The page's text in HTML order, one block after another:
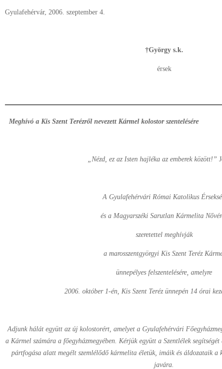
Gyulafehérvár, 2006. szeptember 4.
†György s.k.
érsek
Meghívó a Kis Szent Terézről nevezett Kármel kolostor szentelésére
„Nézd, ez az Isten hajléka az emberek között!”
A Gyulafehérvári Római Katolikus
és a Magyarszéki Sarutlan Kármelita
szeretettel meghívják
a marosszentgyörgyi Kis Szent Teréz
ünnepélyes felszentelésére, amelyre
2006. október 1-én, Kis Szent Teréz ünnepén 14 órai
Adjunk hálát együtt az új kolostorért, amelyet a Gyulafehérvári
a Kármel számára a főegyházmegyében. Kérjük együtt a Szentlélek segítségét
pártfogása alatt megélt szemlélődő kármelita életük, imáik és áldozataik a
javára.